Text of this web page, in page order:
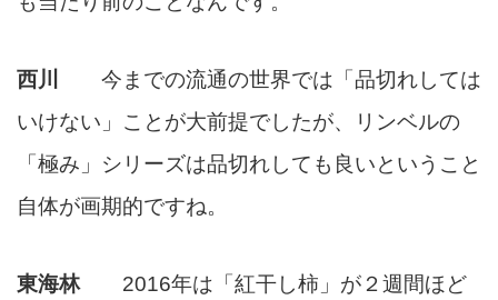
西川 今までの流通の世界では「品切れしては
いけない」ことが大前提でしたが、リンベルの
「極み」シリーズは品切れしても良いということ
自体が画期的ですね。
東海林 2016年は「紅干し柿」が２週間ほど